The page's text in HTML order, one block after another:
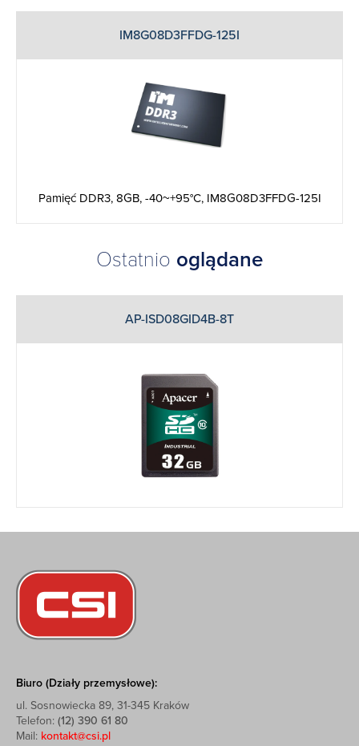
IM8G08D3FFDG-125I
Pamięć DDR3, 8GB, -40~+95°C, IM8G08D3FFDG-125I
Ostatnio oglądane
AP-ISD08GID4B-8T
Biuro (Działy przemysłowe):
ul. Sosnowiecka 89, 31-345 Kraków
Telefon: (12) 390 61 80
Mail: kontakt@csi.pl